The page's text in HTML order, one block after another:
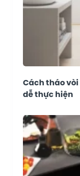
Cách tháo
dễ thực hiện